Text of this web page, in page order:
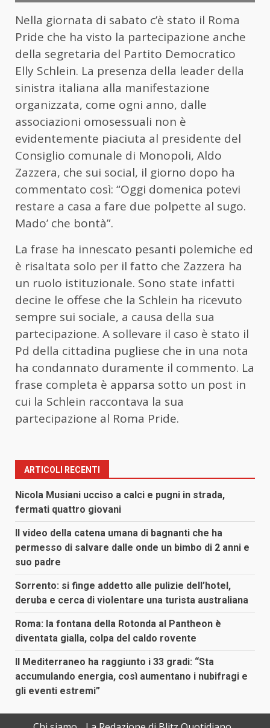
Nella giornata di sabato c’è stato il Roma
Pride che ha visto la partecipazione anche
della segretaria del Partito Democratico
Elly Schlein. La presenza della leader della
sinistra italiana alla manifestazione
organizzata, come ogni anno, dalle
associazioni omosessuali non è
evidentemente piaciuta al presidente del
Consiglio comunale di Monopoli, Aldo
Zazzera, che sui social, il giorno dopo ha
commentato così: “Oggi domenica potevi
restare a casa a fare due polpette al sugo.
Mado’ che bontà”.
La frase ha innescato pesanti polemiche ed
è risaltata solo per il fatto che Zazzera ha
un ruolo istituzionale. Sono state infatti
decine le offese che la Schlein ha ricevuto
sempre sui sociale, a causa della sua
partecipazione. A sollevare il caso è stato il
Pd della cittadina pugliese che in una nota
ha condannato duramente il commento. La
frase completa è apparsa sotto un post in
cui la Schlein raccontava la sua
partecipazione al Roma Pride.
ARTICOLI RECENTI
Nicola Musiani ucciso a calci e pugni in strada,
fermati quattro giovani
Il video della catena umana di bagnanti che ha
permesso di salvare dalle onde un bimbo di 2 anni e
suo padre
Sorrento: si finge addetto alle pulizie dell’hotel,
deruba e cerca di violentare una turista australiana
Roma: la fontana della Rotonda al Pantheon è
diventata gialla, colpa del caldo rovente
Il Mediterraneo ha raggiunto i 33 gradi: “Sta
accumulando energia, così aumentano i nubifragi e
gli eventi estremi”